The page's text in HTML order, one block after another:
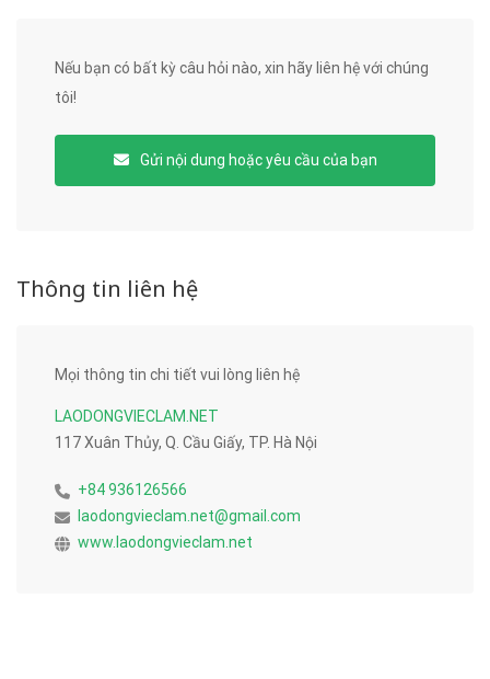
Nếu bạn có bất kỳ câu hỏi nào, xin hãy liên hệ với chúng
tôi!
Gửi nội dung hoặc yêu cầu của bạn
Thông tin liên hệ
Mọi thông tin chi tiết vui lòng liên hệ
LAODONGVIECLAM.NET
117 Xuân Thủy, Q. Cầu Giấy, TP. Hà Nội
+84 936126566
laodongvieclam.net@gmail.com
www.laodongvieclam.net